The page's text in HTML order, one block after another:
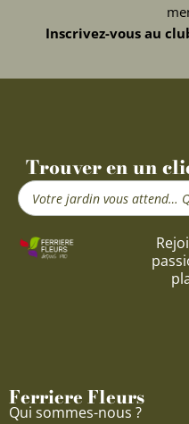
Inscrivez-vous au
Trouver en un
Search
...
Ferriere Fleurs
Qui sommes-nous ?